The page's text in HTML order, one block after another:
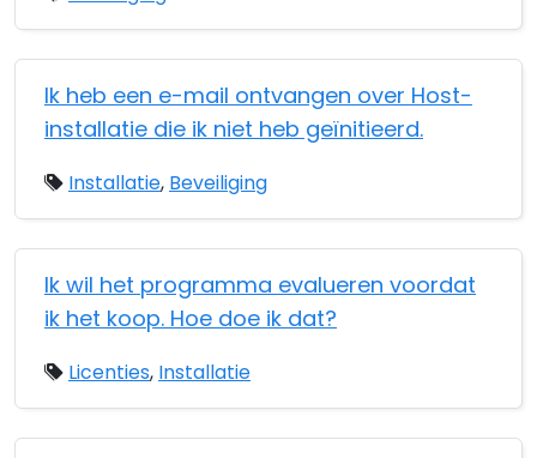
Ik heb een e-mail ontvangen over Host-
installatie die ik niet heb geïnitieerd.
Installatie, Beveiliging
Ik wil het programma evalueren voordat
ik het koop. Hoe doe ik dat?
Licenties, Installatie